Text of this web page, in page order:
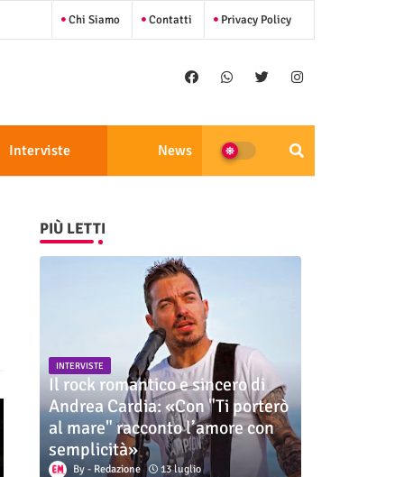
Chi Siamo Contatti Privacy Policy
Interviste News
PIÙ LETTI
INTERVISTE
Il rock romantico e sincero di
Andrea Cardia: «Con "Ti porterò
al mare" racconto l’amore con
semplicità»
Redazione 13 luglio